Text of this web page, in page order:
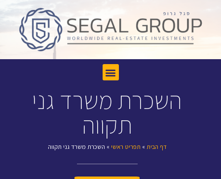
השכרת משרד גני
תקווה
דף הבית » תפריט ראשי » השכרת משרד גני תקווה